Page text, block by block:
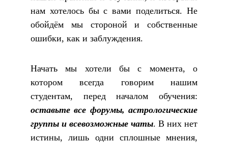
нам хотелось бы с вами поделиться. Не
обойдём мы стороной и собственные
ошибки, как и заблуждения.
Начать мы хотели бы с момента, о
котором всегда говорим нашим
студентам, перед началом обучения:
оставьте все форумы, астрологические
группы и всевозможные чаты. В них нет
истины, лишь одни сплошные мнения,